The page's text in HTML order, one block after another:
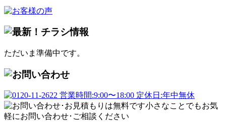
ただいま準備中です。